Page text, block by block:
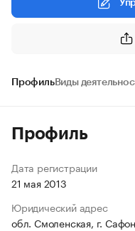
ПрофильВиды
Профиль
Дата регистрации
21 мая 2013
Юридический адрес
обл. Смоленская, г.